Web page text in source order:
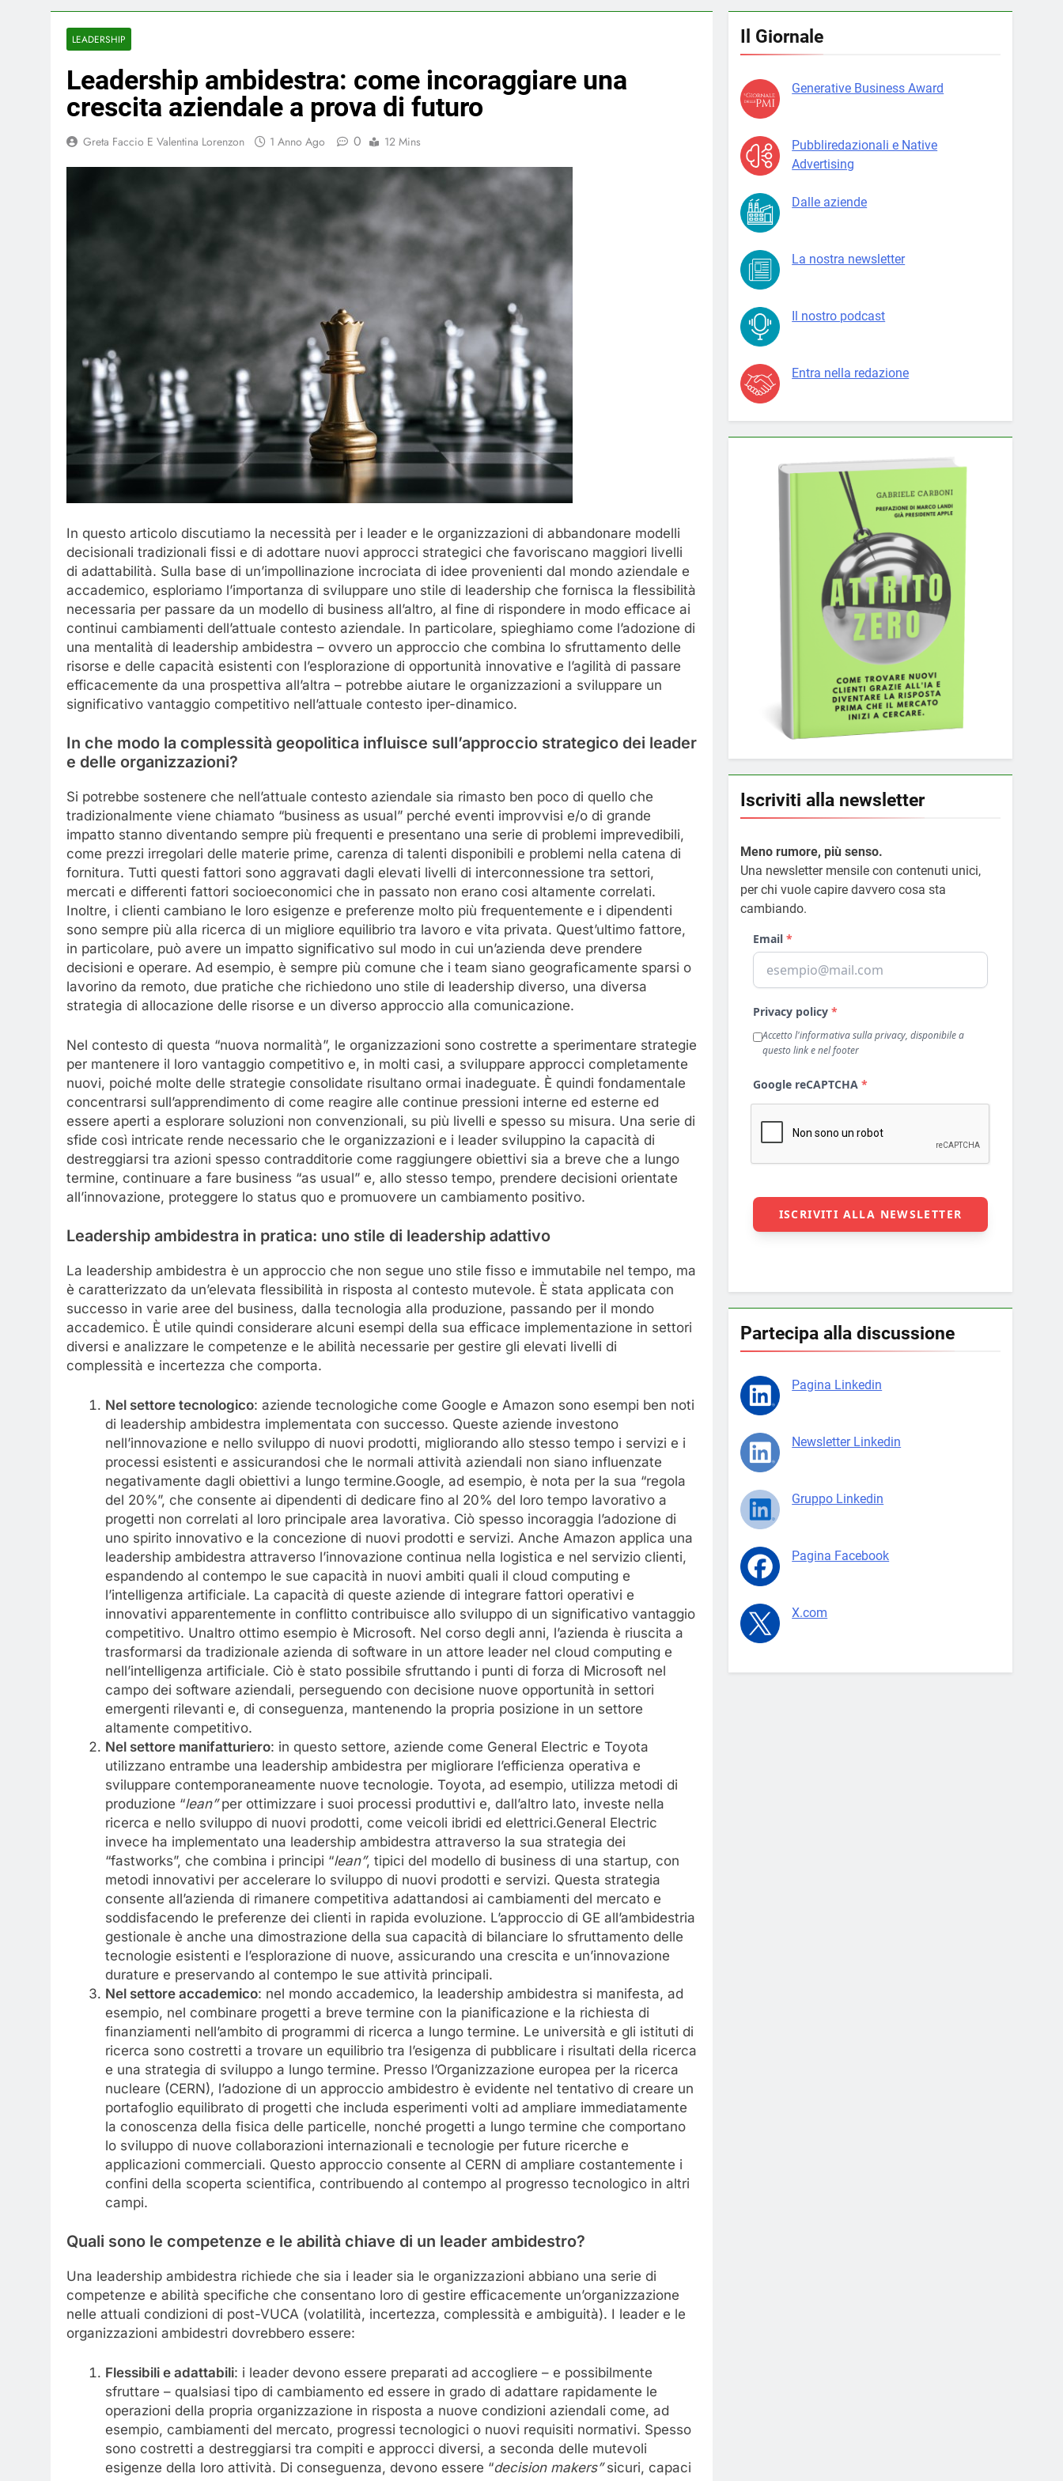
LEADERSHIP
Leadership ambidestra: come incoraggiare una
crescita aziendale a prova di futuro
Greta Faccio E Valentina Lorenzon 1 Anno Ago 0 12 Mins
In questo articolo discutiamo la necessità per i leader e le organizzazioni di abbandonare modelli
decisionali tradizionali fissi e di adottare nuovi approcci strategici che favoriscano maggiori livelli
di adattabilità. Sulla base di un’impollinazione incrociata di idee provenienti dal mondo aziendale e
accademico, esploriamo l’importanza di sviluppare uno stile di leadership che fornisca la flessibilità
necessaria per passare da un modello di business all’altro, al fine di rispondere in modo efficace ai
continui cambiamenti dell’attuale contesto aziendale. In particolare, spieghiamo come l’adozione di
una mentalità di leadership ambidestra – ovvero un approccio che combina lo sfruttamento delle
risorse e delle capacità esistenti con l’esplorazione di opportunità innovative e l’agilità di passare
efficacemente da una prospettiva all’altra – potrebbe aiutare le organizzazioni a sviluppare un
significativo vantaggio competitivo nell’attuale contesto iper-dinamico.
In che modo la complessità geopolitica influisce sull’approccio strategico dei leader
e delle organizzazioni?
Si potrebbe sostenere che nell’attuale contesto aziendale sia rimasto ben poco di quello che
tradizionalmente viene chiamato “business as usual” perché eventi improvvisi e/o di grande
impatto stanno diventando sempre più frequenti e presentano una serie di problemi imprevedibili,
come prezzi irregolari delle materie prime, carenza di talenti disponibili e problemi nella catena di
fornitura. Tutti questi fattori sono aggravati dagli elevati livelli di interconnessione tra settori,
mercati e differenti fattori socioeconomici che in passato non erano cosi altamente correlati.
Inoltre, i clienti cambiano le loro esigenze e preferenze molto più frequentemente e i dipendenti
sono sempre più alla ricerca di un migliore equilibrio tra lavoro e vita privata. Quest’ultimo fattore,
in particolare, può avere un impatto significativo sul modo in cui un’azienda deve prendere
decisioni e operare. Ad esempio, è sempre più comune che i team siano geograficamente sparsi o
lavorino da remoto, due pratiche che richiedono uno stile di leadership diverso, una diversa
strategia di allocazione delle risorse e un diverso approccio alla comunicazione.
Nel contesto di questa “nuova normalità”, le organizzazioni sono costrette a sperimentare strategie
per mantenere il loro vantaggio competitivo e, in molti casi, a sviluppare approcci completamente
nuovi, poiché molte delle strategie consolidate risultano ormai inadeguate. È quindi fondamentale
concentrarsi sull’apprendimento di come reagire alle continue pressioni interne ed esterne ed
essere aperti a esplorare soluzioni non convenzionali, su più livelli e spesso su misura. Una serie di
sfide così intricate rende necessario che le organizzazioni e i leader sviluppino la capacità di
destreggiarsi tra azioni spesso contradditorie come raggiungere obiettivi sia a breve che a lungo
termine, continuare a fare business “as usual” e, allo stesso tempo, prendere decisioni orientate
all’innovazione, proteggere lo status quo e promuovere un cambiamento positivo.
Leadership ambidestra in pratica: uno stile di leadership adattivo
La leadership ambidestra è un approccio che non segue uno stile fisso e immutabile nel tempo, ma
è caratterizzato da un’elevata flessibilità in risposta al contesto mutevole. È stata applicata con
successo in varie aree del business, dalla tecnologia alla produzione, passando per il mondo
accademico. È utile quindi considerare alcuni esempi della sua efficace implementazione in settori
diversi e analizzare le competenze e le abilità necessarie per gestire gli elevati livelli di
complessità e incertezza che comporta.
Nel settore tecnologico: aziende tecnologiche come Google e Amazon sono esempi ben noti
di leadership ambidestra implementata con successo. Queste aziende investono
nell’innovazione e nello sviluppo di nuovi prodotti, migliorando allo stesso tempo i servizi e i
processi esistenti e assicurandosi che le normali attività aziendali non siano influenzate
negativamente dagli obiettivi a lungo termine.Google, ad esempio, è nota per la sua “regola
del 20%”, che consente ai dipendenti di dedicare fino al 20% del loro tempo lavorativo a
progetti non correlati al loro principale area lavorativa. Ciò spesso incoraggia l’adozione di
uno spirito innovativo e la concezione di nuovi prodotti e servizi. Anche Amazon applica una
leadership ambidestra attraverso l’innovazione continua nella logistica e nel servizio clienti,
espandendo al contempo le sue capacità in nuovi ambiti quali il cloud computing e
l’intelligenza artificiale. La capacità di queste aziende di integrare fattori operativi e
innovativi apparentemente in conflitto contribuisce allo sviluppo di un significativo vantaggio
competitivo. Unaltro ottimo esempio è Microsoft. Nel corso degli anni, l’azienda è riuscita a
trasformarsi da tradizionale azienda di software in un attore leader nel cloud computing e
nell’intelligenza artificiale. Ciò è stato possibile sfruttando i punti di forza di Microsoft nel
campo dei software aziendali, perseguendo con decisione nuove opportunità in settori
emergenti rilevanti e, di conseguenza, mantenendo la propria posizione in un settore
altamente competitivo.
Nel settore manifatturiero: in questo settore, aziende come General Electric e Toyota
utilizzano entrambe una leadership ambidestra per migliorare l’efficienza operativa e
sviluppare contemporaneamente nuove tecnologie. Toyota, ad esempio, utilizza metodi di
produzione “lean”per ottimizzare i suoi processi produttivi e, dall’altro lato, investe nella
ricerca e nello sviluppo di nuovi prodotti, come veicoli ibridi ed elettrici.General Electric
invece ha implementato una leadership ambidestra attraverso la sua strategia dei
“fastworks”, che combina i principi “lean”, tipici del modello di business di una startup, con
metodi innovativi per accelerare lo sviluppo di nuovi prodotti e servizi. Questa strategia
consente all’azienda di rimanere competitiva adattandosi ai cambiamenti del mercato e
soddisfacendo le preferenze dei clienti in rapida evoluzione. L’approccio di GE all’ambidestria
gestionale è anche una dimostrazione della sua capacità di bilanciare lo sfruttamento delle
tecnologie esistenti e l’esplorazione di nuove, assicurando una crescita e un’innovazione
durature e preservando al contempo le sue attività principali.
Nel settore accademico: nel mondo accademico, la leadership ambidestra si manifesta, ad
esempio, nel combinare progetti a breve termine con la pianificazione e la richiesta di
finanziamenti nell’ambito di programmi di ricerca a lungo termine. Le università e gli istituti di
ricerca sono costretti a trovare un equilibrio tra l’esigenza di pubblicare i risultati della ricerca
e una strategia di sviluppo a lungo termine. Presso l’Organizzazione europea per la ricerca
nucleare (CERN), l’adozione di un approccio ambidestro è evidente nel tentativo di creare un
portafoglio equilibrato di progetti che includa esperimenti volti ad ampliare immediatamente
la conoscenza della fisica delle particelle, nonché progetti a lungo termine che comportano
lo sviluppo di nuove collaborazioni internazionali e tecnologie per future ricerche e
applicazioni commerciali. Questo approccio consente al CERN di ampliare costantemente i
confini della scoperta scientifica, contribuendo al contempo al progresso tecnologico in altri
campi.
Quali sono le competenze e le abilità chiave di un leader ambidestro?
Una leadership ambidestra richiede che sia i leader sia le organizzazioni abbiano una serie di
competenze e abilità specifiche che consentano loro di gestire efficacemente un’organizzazione
nelle attuali condizioni di post-VUCA (volatilità, incertezza, complessità e ambiguità). I leader e le
organizzazioni ambidestri dovrebbero essere:
Flessibili e adattabili: i leader devono essere preparati ad accogliere – e possibilmente
sfruttare – qualsiasi tipo di cambiamento ed essere in grado di adattare rapidamente le
operazioni della propria organizzazione in risposta a nuove condizioni aziendali come, ad
esempio, cambiamenti del mercato, progressi tecnologici o nuovi requisiti normativi. Spesso
sono costretti a destreggiarsi tra compiti e approcci diversi, a seconda delle mutevoli
esigenze della loro attività. Di conseguenza, devono essere “decision makers” sicuri, capaci
Il Giornale
Generative Business Award
Pubbliredazionali e Native
Advertising
Dalle aziende
La nostra newsletter
Il nostro podcast
Entra nella redazione
Iscriviti alla newsletter
Meno rumore, più senso.
Una newsletter mensile con contenuti unici,
per chi vuole capire davvero cosa sta
cambiando.
Partecipa alla discussione
Pagina Linkedin
Newsletter Linkedin
Gruppo Linkedin
Pagina Facebook
X.com